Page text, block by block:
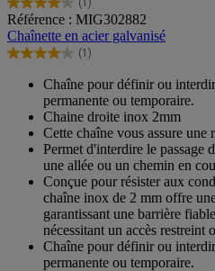
(1)
4.0
sur
5
étoiles.
avis
Référence : MIG302882
Chaînette en acier galvanisé
(1)
4.0
étoiles.
avis
Chaîne pour définir ou
permanente ou temporaire.
Chaine droite inox 2mm
Cette chaîne vous assure une
Permet d'interdire le passage
une allée ou un chemin en
Conçue pour résister aux
chaîne inox de 2 mm offre
garantissant une barrière
nécessitant un accès restreint
Chaîne pour définir ou
permanente ou temporaire.